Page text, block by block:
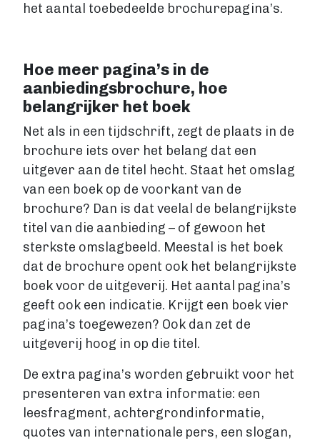
het aantal toebedeelde brochurepagina’s.
Hoe meer pagina’s in de
aanbiedingsbrochure, hoe
belangrijker het boek
Net als in een tijdschrift, zegt de plaats in de
brochure iets over het belang dat een
uitgever aan de titel hecht. Staat het omslag
van een boek op de voorkant van de
brochure? Dan is dat veelal de belangrijkste
titel van die aanbieding – of gewoon het
sterkste omslagbeeld. Meestal is het boek
dat de brochure opent ook het belangrijkste
boek voor de uitgeverij. Het aantal pagina’s
geeft ook een indicatie. Krijgt een boek vier
pagina’s toegewezen? Ook dan zet de
uitgeverij hoog in op die titel.
De extra pagina’s worden gebruikt voor het
presenteren van extra informatie: een
leesfragment, achtergrondinformatie,
quotes van internationale pers, een slogan,